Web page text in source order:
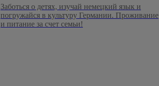
Заботься о детях, изучай немецкий язык и
погружайся в культуру Германии. Проживание
и питание за счет семьи!